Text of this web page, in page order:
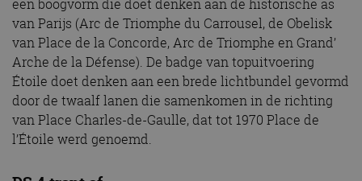
een boogvorm die doet denken aan de historische as
van Parijs (Arc de Triomphe du Carrousel, de Obelisk
van Place de la Concorde, Arc de Triomphe en Grand’
Arche de la Défense). De badge van topuitvoering
Étoile doet denken aan een brede lichtbundel gevormd
door de twaalf lanen die samenkomen in de richting
van Place Charles-de-Gaulle, dat tot 1970 Place de
l’Étoile werd genoemd.